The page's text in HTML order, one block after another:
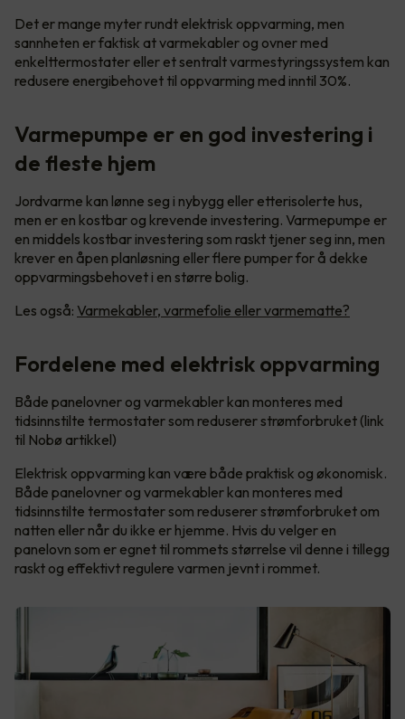
Det er mange myter rundt elektrisk oppvarming, men
sannheten er faktisk at varmekabler og ovner med
enkelttermostater eller et sentralt varmestyringssystem kan
redusere energibehovet til oppvarming med inntil 30%.
Varmepumpe er en god investering i
de fleste hjem
Jordvarme kan lønne seg i nybygg eller etterisolerte hus,
men er en kostbar og krevende investering. Varmepumpe er
en middels kostbar investering som raskt tjener seg inn, men
krever en åpen planløsning eller flere pumper for å dekke
oppvarmingsbehovet i en større bolig.
Les også: Varmekabler, varmefolie eller varmematte?
Fordelene med elektrisk oppvarming
Både panelovner og varmekabler kan monteres med
tidsinnstilte termostater som reduserer strømforbruket (link
til Nobø artikkel)
Elektrisk oppvarming kan være både praktisk og økonomisk.
Både panelovner og varmekabler kan monteres med
tidsinnstilte termostater som reduserer strømforbruket om
natten eller når du ikke er hjemme. Hvis du velger en
panelovn som er egnet til rommets størrelse vil denne i tillegg
raskt og effektivt regulere varmen jevnt i rommet.